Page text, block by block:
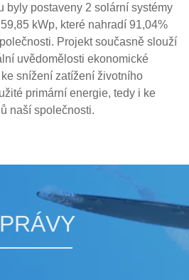
byly postaveny 2 solární systémy
kWp, které nahradí 91,04%
Projekt současně slouží
uvědomělosti ekonomické
snížení zatížení životního
primární energie, tedy i ke
naší společnosti.